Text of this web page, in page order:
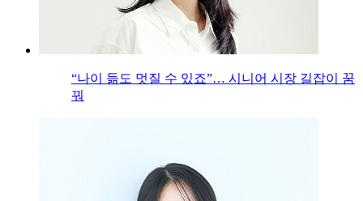
“나이 듦도 멋질 수 있죠”… 시니어 시장 길잡이 꿈
꿔